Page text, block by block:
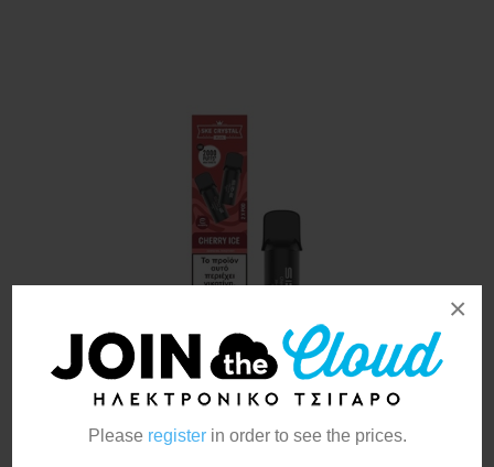
Please registerin order to see the prices.
×